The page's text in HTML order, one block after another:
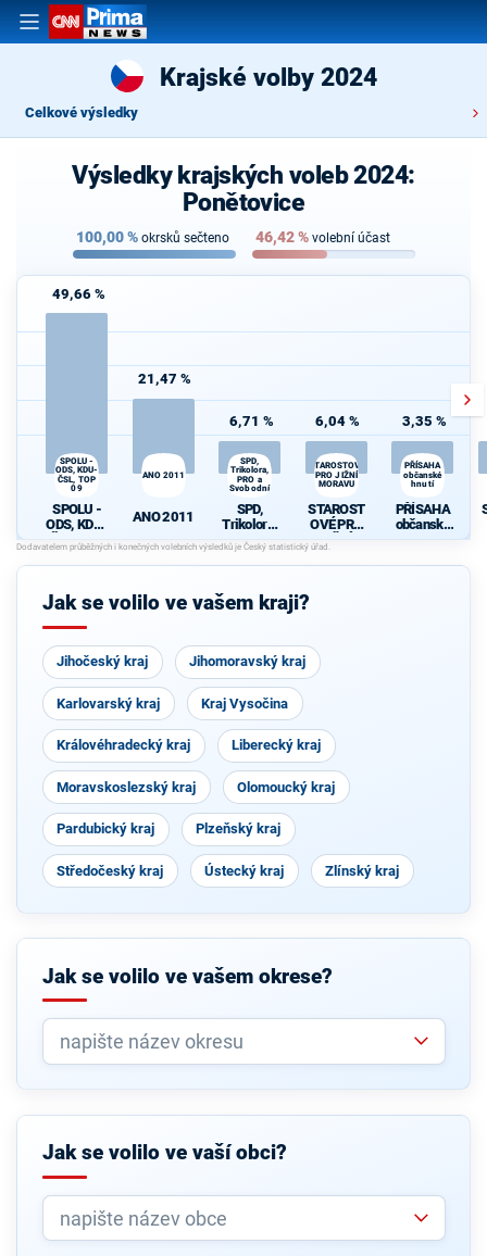
Krajské volby 2024
Celkové výsledky
Výsledky krajských voleb 2024:
Ponětovice
100,00% okrsků sečteno 46,42% volební účast
49,66 %
SPOLU -
ODS, KDU-
ČSL, TOP
09
SPOLU -
ODS, KDU-
ČSL, TOP
09
21,47 %
ANO 2011
ANO 2011
6,71 %
SPD,
Trikolora,
PRO a
Svobodní
SPD,
Trikolora,
PRO a
Svobodní
6,04 %
STAROSTOVÉ
PRO JIŽNÍ
MORAVU
STAROST
OVÉ PRO
JIŽNÍ
MORAVU
3,35 %
PŘÍSAHA
občanské
hnutí
PŘÍSAHA
občanské
hnutí
Jak se volilo ve vašem kraji?
Jihočeský kraj Jihomoravský kraj
Karlovarský kraj Kraj Vysočina
Královéhradecký kraj Liberecký kraj
Moravskoslezský kraj Olomoucký kraj
Pardubický kraj Plzeňský kraj
Středočeský kraj Ústecký kraj Zlínský kraj
Jak se volilo ve vašem okrese?
Jak se volilo ve vaší obci?